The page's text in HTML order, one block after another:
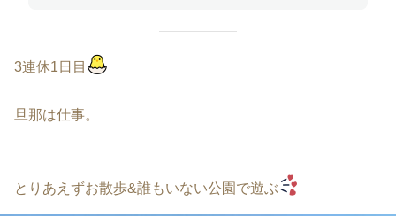
3連休1日目
旦那は仕事。
とりあえずお散歩&誰もいない公園で遊ぶ